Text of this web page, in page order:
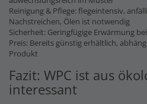
Reinigung & Pflege: flegeintensiv,
Nachstreichen, Ölen ist notwendig
Sicherheit: Geringfügige Erwärmung
Preis: Bereits günstig erhältlich,
Produkt
Fazit: WPC ist aus
interessant